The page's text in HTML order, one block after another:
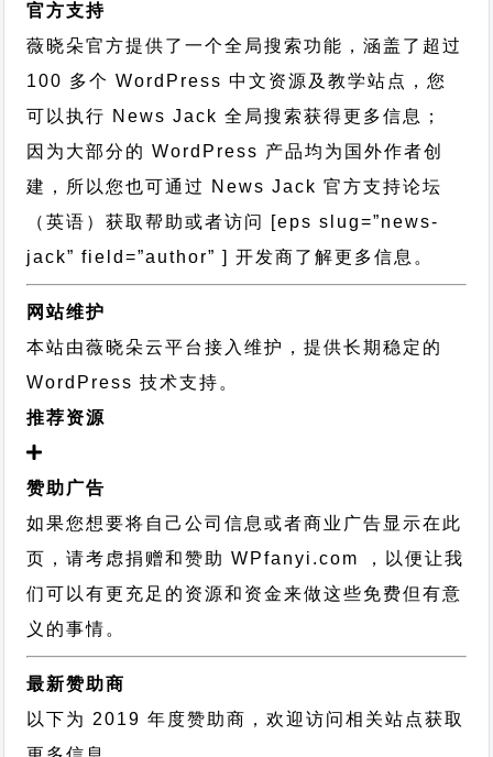
官方支持
薇晓朵官方提供了一个全局搜索功能，涵盖了超过
100 多个 WordPress 中文资源及教学站点，您
可以执行 News Jack 全局搜索获得更多信息；
因为大部分的 WordPress 产品均为国外作者创
建，所以您也可通过 News Jack 官方支持论坛
（英语）获取帮助或者访问 [eps slug=”news-
jack” field=”author” ] 开发商了解更多信息。
网站维护
本站由薇晓朵云平台接入维护，提供长期稳定的
WordPress 技术支持 。
推荐资源
赞助广告
如果您想要将自己公司信息或者商业广告显示在此
页，请考虑捐赠和赞助 WPfanyi.com ，以便让我
们可以有更充足的资源和资金来做这些免费但有意
义的事情。
最新赞助商
以下为 2019 年度赞助商，欢迎访问相关站点获取